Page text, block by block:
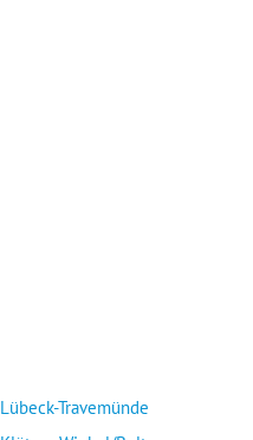
Lübeck-Travemünde